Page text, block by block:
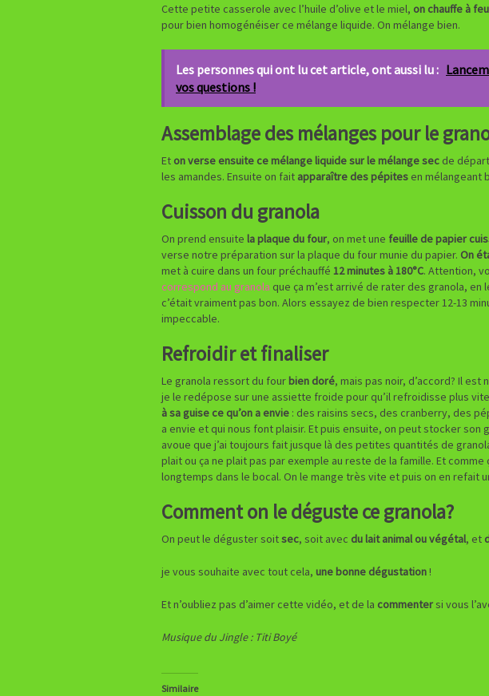
Cette petite casserole avec l’huile d’olive et le miel, on chauffe à
pour bien homogénéiser ce mélange liquide. On mélange bien.
Les personnes qui ont lu cet article, ont aussi lu :
vos questions !
Assemblage des mélanges pour le
Et on verse ensuite ce mélange liquide sur le mélange secde
les amandes. Ensuite on fait apparaître des pépitesen mélangeant
Cuisson du granola
On prend ensuite la plaque du four, on met une feuille de papier
verse notre préparation sur la plaque du four munie du papier. On
met à cuire dans un four préchauffé 12 minutes à 180°C. Attention,
correspond au granola que ça m’est arrivé de rater des granola,
c’était vraiment pas bon. Alors essayez de bien respecter 12-13
impeccable.
Refroidir et finaliser
Le granola ressort du fourbien doré, mais pas noir, d’accord? Il est
je le redépose sur une assiette froide pour qu’il refroidisse plus
à sa guise ce qu’on a envie : des raisins secs, des cranberry, des
a envie et qui nous font plaisir. Et puis ensuite, on peut stocker son
avoue que j’ai toujours fait jusque là des petites quantités de
plait ou ça ne plait pas par exemple au reste de la famille. Et
longtemps dans le bocal. On le mange très vite et puis on en refait
Comment on le déguste ce granola?
On peut le déguster soitsec, soit avec du lait animal ou végétal, et
je vous souhaite avec tout cela, une bonne dégustation!
Et n’oubliez pas d’aimer cette vidéo, et de la commentersi vous
Musique du Jingle : Titi Boyé
Similaire